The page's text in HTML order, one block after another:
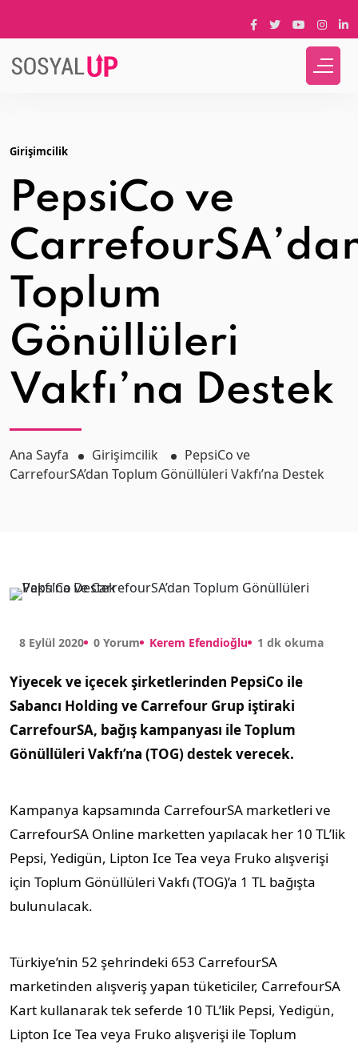
Girişimcilik
PepsiCo ve
Toplum
Gönüllüleri
Vakfı’na Destek
Ana Sayfa Girişimcilik
PepsiCo ve
CarrefourSA’dan Toplum Gönüllüleri Vakfı’na Destek
8 Eylül 2020 0 Yorum Kerem Efendioğlu 1 dk okuma
Yiyecek ve içecek şirketlerinden PepsiCo ile
Sabancı Holding ve Carrefour Grup iştiraki
CarrefourSA, bağış kampanyası ile Toplum
Gönüllüleri Vakfı’na (TOG) destek verecek.
Kampanya kapsamında CarrefourSA marketleri ve
CarrefourSA Online marketten yapılacak her 10 TL’lik
Pepsi, Yedigün, Lipton Ice Tea veya Fruko alışverişi
için Toplum Gönüllüleri Vakfı (TOG)’a 1 TL bağışta
bulunulacak.
Türkiye’nin 52 şehrindeki 653 CarrefourSA
marketinden alışveriş yapan tüketiciler, CarrefourSA
Kart kullanarak tek seferde 10 TL’lik Pepsi, Yedigün,
Lipton Ice Tea veya Fruko alışverişi ile Toplum